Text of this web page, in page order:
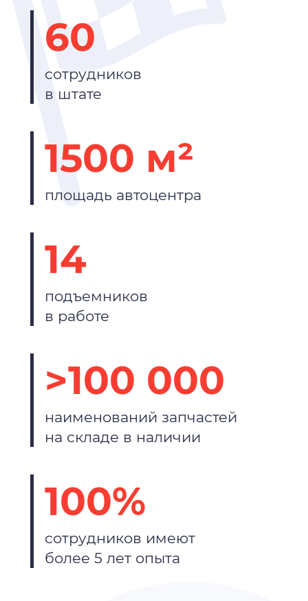
60
сотрудников
в штате
1500 м²
площадь автоцентра
14
подъемников
в работе
>100 000
наименований запчастей
на складе в наличии
100%
сотрудников имеют
более 5 лет опыта